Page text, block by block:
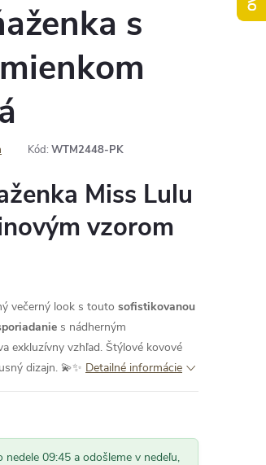
s
Kód: WTM2448-PK
Miss Lulu
vzorom
večerný look s touto sofistikovanou
s nádherným
exkluzívny vzhľad. Štýlové kovové
dizajn. 💫✨ Detailné informácie
nedele 09:45 a odošleme v nedeľu,